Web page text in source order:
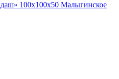
100х100x50 Малыгинское